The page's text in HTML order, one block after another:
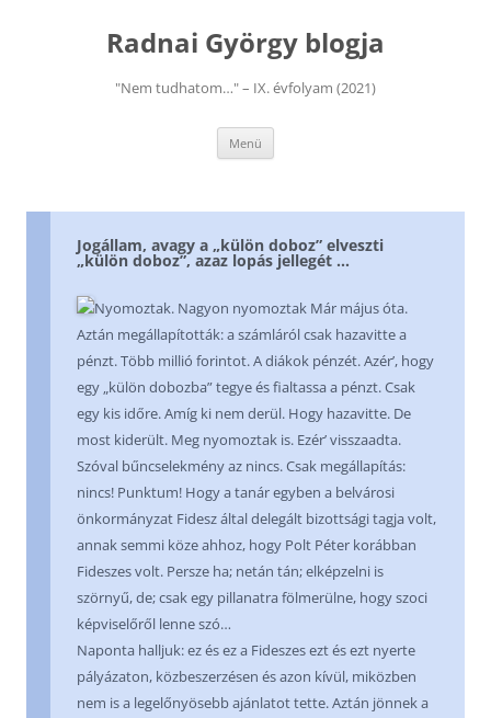
Radnai György blogja
"Nem tudhatom…" – IX. évfolyam (2021)
Menü
Jogállam, avagy a „külön doboz” elveszti
„külön doboz”, azaz lopás jellegét …
Nyomoztak. Nagyon nyomoztak Már május óta.
Aztán megállapították: a számláról csak hazavitte a
pénzt. Több millió forintot. A diákok pénzét. Azér’, hogy
egy „külön dobozba” tegye és fialtassa a pénzt. Csak
egy kis időre. Amíg ki nem derül. Hogy hazavitte. De
most kiderült. Meg nyomoztak is. Ezér’ visszaadta.
Szóval bűncselekmény az nincs. Csak megállapítás:
nincs! Punktum! Hogy a tanár egyben a belvárosi
önkormányzat Fidesz által delegált bizottsági tagja volt,
annak semmi köze ahhoz, hogy Polt Péter korábban
Fideszes volt. Persze ha; netán tán; elképzelni is
szörnyű, de; csak egy pillanatra fölmerülne, hogy szoci
képviselőről lenne szó…
Naponta halljuk: ez és ez a Fideszes ezt és ezt nyerte
pályázaton, közbeszerzésen és azon kívül, miközben
nem is a legelőnyösebb ajánlatot tette. Aztán jönnek a